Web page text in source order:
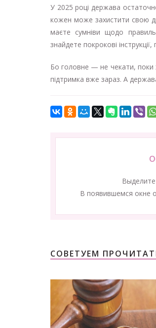
У 2025 році держава
кожен може захистити свою
маєте сумніви щодо
знайдете покрокові
Бо головне — не чекати, поки
підтримка вже зараз. А
В появившемся окне
СОВЕТУЕМ